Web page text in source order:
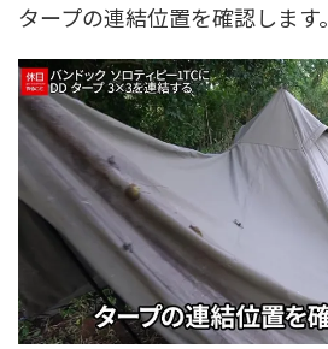
タープの連結位置を確認します。